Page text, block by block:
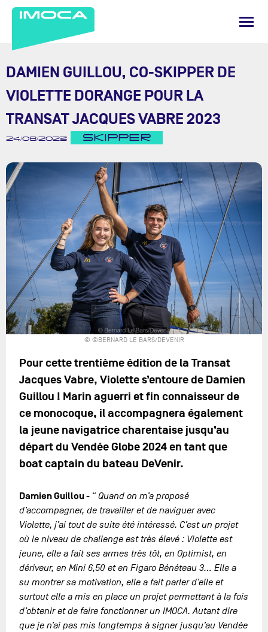
DAMIEN GUILLOU, CO-SKIPPER DE
VIOLETTE DORANGE POUR LA
TRANSAT JACQUES VABRE 2023
24/08/2023 SKIPPER
© ©BERNARD LE BARS/DEVENIR
Pour cette trentième édition de la Transat
Jacques Vabre, Violette s’entoure de Damien
Guillou ! Marin aguerri et fin connaisseur de
ce monocoque, il accompagnera également
la jeune navigatrice charentaise jusqu’au
départ du Vendée Globe 2024 en tant que
boat captain du bateau DeVenir.
Damien Guillou- “ Quand on m’a proposé
d’accompagner, de travailler et de naviguer avec
Violette, j’ai tout de suite été intéressé. C’est un projet
où le niveau de challenge est très élevé : Violette est
jeune, elle a fait ses armes très tôt, en Optimist, en
dériveur, en Mini 6,50 et en Figaro Bénéteau 3… Elle a
su montrer sa motivation, elle a fait parler d’elle et
surtout elle a mis en place un projet permettant à la fois
d’obtenir et de faire fonctionner un IMOCA. Autant dire
que je n’ai pas mis longtemps à signer jusqu’au Vendée